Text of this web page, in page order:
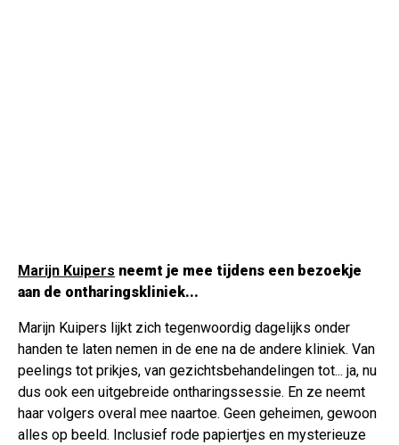
Marijn Kuipers neemt je mee tijdens een bezoekje
aan de ontharingskliniek...
Marijn Kuipers lijkt zich tegenwoordig dagelijks onder
handen te laten nemen in de ene na de andere kliniek. Van
peelings tot prikjes, van gezichtsbehandelingen tot... ja, nu
dus ook een uitgebreide ontharingssessie. En ze neemt
haar volgers overal mee naartoe. Geen geheimen, gewoon
alles op beeld. Inclusief rode papiertjes en mysterieuze